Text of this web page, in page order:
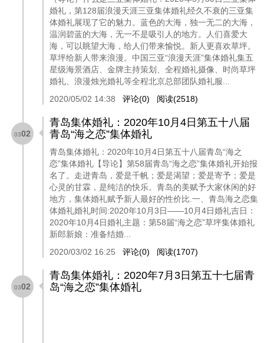
婚礼，第128届浪漫天涯三亚集体婚礼经久不衰的三亚集
体婚礼展现了它的魅力。蓝色的大海，独一无二的大海，
温润碧蓝的大海，无一不是吸引人的地方。人们喜爱大
海，可以眺望大海，给人们带来愉悦。新人更喜欢草坪。
草坪给新人带来浪漫。中国三亚“浪漫天涯”集体婚礼集五
星级海景酒店、金牌主持策划、全程婚礼摄像、时尚草坪
婚礼、浪漫烛光婚礼等全程北京总部团队婚礼服...
2020/05/02 14:38 评论(0) 阅读(2518)
0302
青岛集体婚礼：2020年10月4日第五十八届
青岛“海之恋”集体婚礼
青岛集体婚礼：2020年10月4日第五十八届青岛“海之
恋”集体婚礼【导论】第58届青岛“海之恋”集体婚礼开始报
名了。走进青岛，爱是千帆；爱是渴望；爱是寄予；爱是
心灵的甘霖，是纯洁的快乐。青岛的美赋予大家休闲的好
地方，集体婚礼赋予新人最好的性价比.一、青岛海之恋集
体婚礼婚礼时间:2020年10月3日——10月4日婚礼吉日：
2020年10月4日婚礼主题：第58届“海之恋”草坪集体婚礼
新郎新娘：准备结婚...
2020/03/02 16:25 评论(0) 阅读(1707)
0302
青岛集体婚礼：2020年7月3日第五十七届青
岛“海之恋”集体婚礼